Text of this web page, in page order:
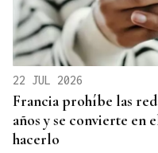
22 JUL 2026
Francia prohíbe las
años y se convierte en
hacerlo